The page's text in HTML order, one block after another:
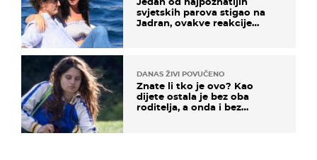
svjetskih parova stigao na
Jadran, ovakve reakcije
DANAS ŽIVI POVUČENO
Znate li tko je ovo? Kao
dijete ostala je bez oba
roditelja, a onda i bez